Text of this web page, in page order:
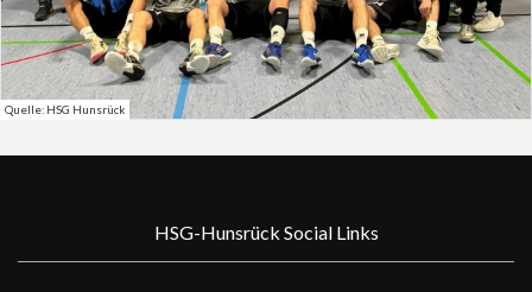
Quelle: HSG Hunsrück
HSG-Hunsrück Social Links